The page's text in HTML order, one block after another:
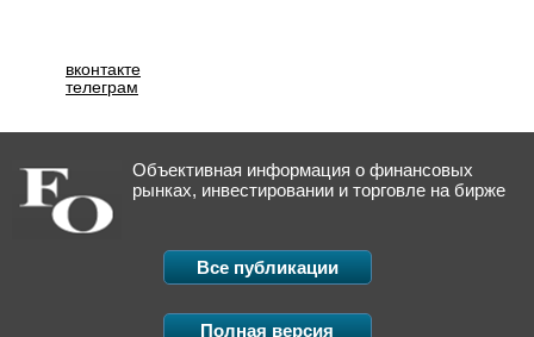
вконтакте
телеграм
Объективная информация о финансовых
рынках, инвестировании и торговле на бирже
Все публикации
Полная версия